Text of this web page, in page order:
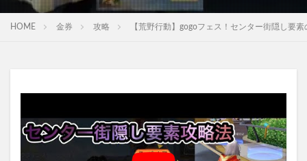
HOME 金券 攻略 【荒野行動】gogoフェス！センター街隠し要